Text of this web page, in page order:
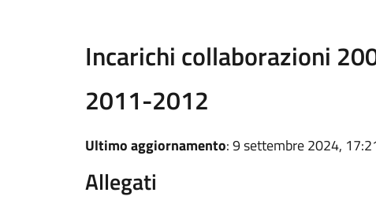
Incarichi collaborazioni
2011-2012
Ultimo aggiornamento: 9 settembre 2024,
Allegati